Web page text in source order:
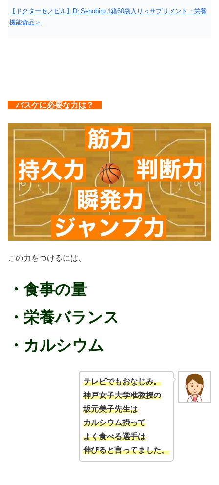
【ドクターセノビル】Dr.Senobiru 1箱60袋入り＜サプリメント・栄養
機能食品＞
バスケに必要な力は？
この力をつけるには、
・食事の量
・栄養バランス
・カルシウム
テレビでもおなじみ。
神戸女子大学准教授の
坂元美子先生は
カルシウム摂って
よく食べる選手は
伸びると言ってました。